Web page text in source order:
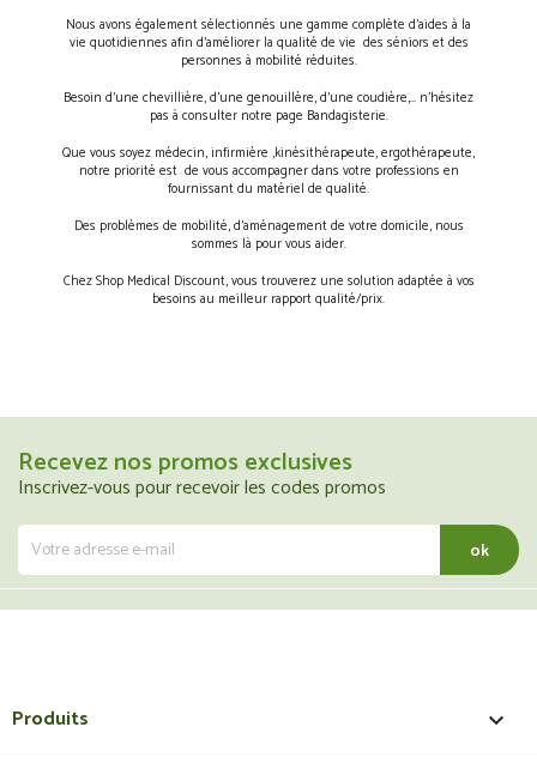
Nous avons également sélectionnés une gamme complète d’aides à la
vie quotidiennes afin d’améliorer la qualité de vie des séniors et des
personnes à mobilité réduites.
Besoin d’une chevillière, d’une genouillère, d’une coudière,… n’hésitez
pas à consulter notre page Bandagisterie.
Que vous soyez médecin, infirmière ,kinésithérapeute, ergothérapeute,
notre priorité est de vous accompagner dans votre professions en
fournissant du matériel de qualité.
Des problèmes de mobilité, d’aménagement de votre domicile, nous
sommes là pour vous aider.
Chez Shop Medical Discount, vous trouverez une solution adaptée à vos
besoins au meilleur rapport qualité/prix.
Recevez nos promos exclusives
Inscrivez-vous pour recevoir les codes promos
Produits 